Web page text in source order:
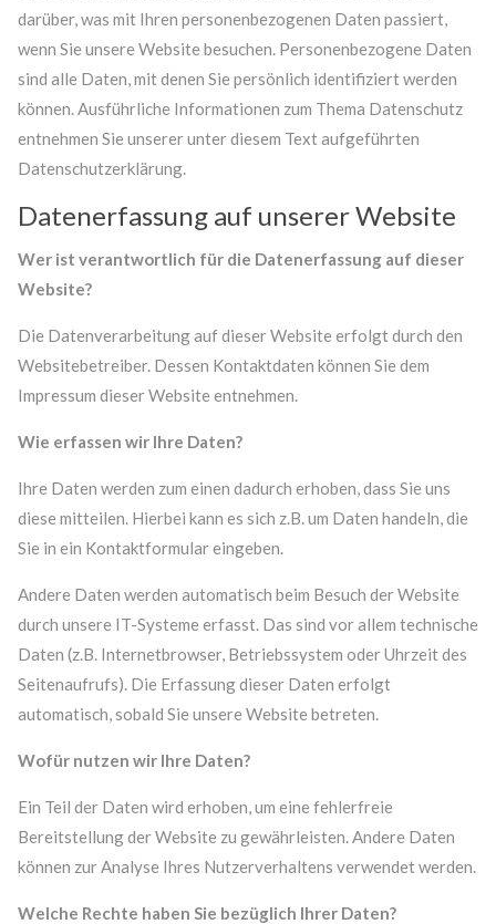
darüber, was mit Ihren personenbezogenen Daten passiert,
wenn Sie unsere Website besuchen. Personenbezogene Daten
sind alle Daten, mit denen Sie persönlich identifiziert werden
können. Ausführliche Informationen zum Thema Datenschutz
entnehmen Sie unserer unter diesem Text aufgeführten
Datenschutzerklärung.
Datenerfassung auf unserer Website
Wer ist verantwortlich für die Datenerfassung auf dieser
Website?
Die Datenverarbeitung auf dieser Website erfolgt durch den
Websitebetreiber. Dessen Kontaktdaten können Sie dem
Impressum dieser Website entnehmen.
Wie erfassen wir Ihre Daten?
Ihre Daten werden zum einen dadurch erhoben, dass Sie uns
diese mitteilen. Hierbei kann es sich z.B. um Daten handeln, die
Sie in ein Kontaktformular eingeben.
Andere Daten werden automatisch beim Besuch der Website
durch unsere IT-Systeme erfasst. Das sind vor allem technische
Daten (z.B. Internetbrowser, Betriebssystem oder Uhrzeit des
Seitenaufrufs). Die Erfassung dieser Daten erfolgt
automatisch, sobald Sie unsere Website betreten.
Wofür nutzen wir Ihre Daten?
Ein Teil der Daten wird erhoben, um eine fehlerfreie
Bereitstellung der Website zu gewährleisten. Andere Daten
können zur Analyse Ihres Nutzerverhaltens verwendet werden.
Welche Rechte haben Sie bezüglich Ihrer Daten?
elit. Aenean commodo ligula eget dolor.
MEHR INFOS
Good Service
MEHR INFOS
Modern & Simple
Lorem ipsum dolor sit amet, consectetuer adipiscing